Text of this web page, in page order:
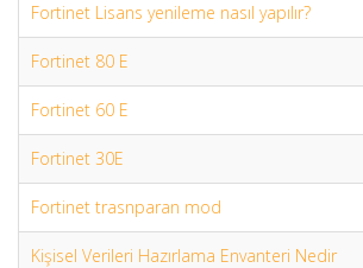
Fortinet Lisans yenileme nasıl yapılır?
Fortinet 80 E
Fortinet 60 E
Fortinet 30E
Fortinet trasnparan mod
Kişisel Verileri Hazırlama Envanteri Nedir